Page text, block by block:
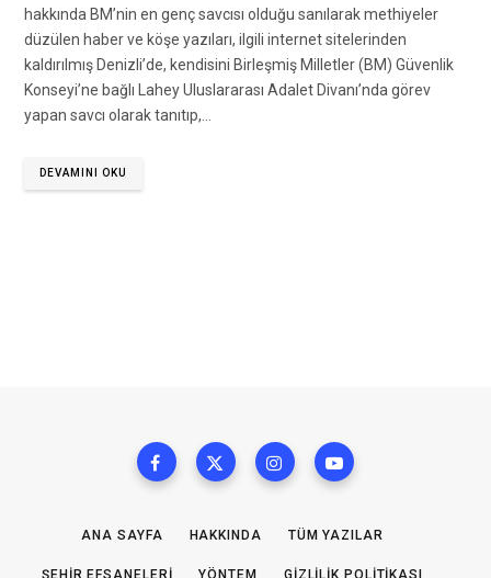
hakkında BM’nin en genç savcısı olduğu sanılarak methiyeler
düzülen haber ve köşe yazıları, ilgili internet sitelerinden
kaldırılmış Denizli’de, kendisini Birleşmiş Milletler (BM) Güvenlik
Konseyi’ne bağlı Lahey Uluslararası Adalet Divanı’nda görev
yapan savcı olarak tanıtıp,…
DEVAMINI OKU
ANA SAYFA HAKKINDA TÜM YAZILAR
ŞEHIR EFSANELERI YÖNTEM GIZLILIK POLITIKASI